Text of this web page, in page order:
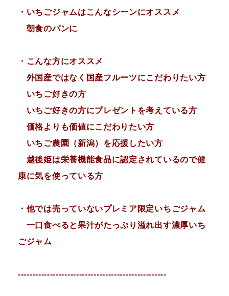
・いちごジャムはこんなシーンにオススメ
朝食のパンに
・こんな方にオススメ
外国産ではなく国産フルーツにこだわりたい方
いちご好きの方
いちご好きの方にプレゼントを考えている方
価格よりも価値にこだわりたい方
いちご農園（新潟）を応援したい方
越後姫は栄養機能食品に認定されているので健
康に気を使っている方
・他では売っていないプレミア限定いちごジャム
一口食べると果汁がたっぷり溢れ出す濃厚いち
ごジャム
---------------------------------------------------